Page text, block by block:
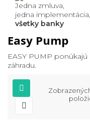
Jedna zmluva,
jedna implementácia,
všetky banky
Easy Pump
EASY PUMP
záhradu.
Zobrazených